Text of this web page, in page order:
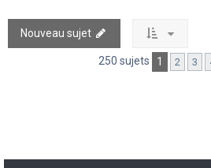
Nouveau sujet
250 sujets 1 2 3